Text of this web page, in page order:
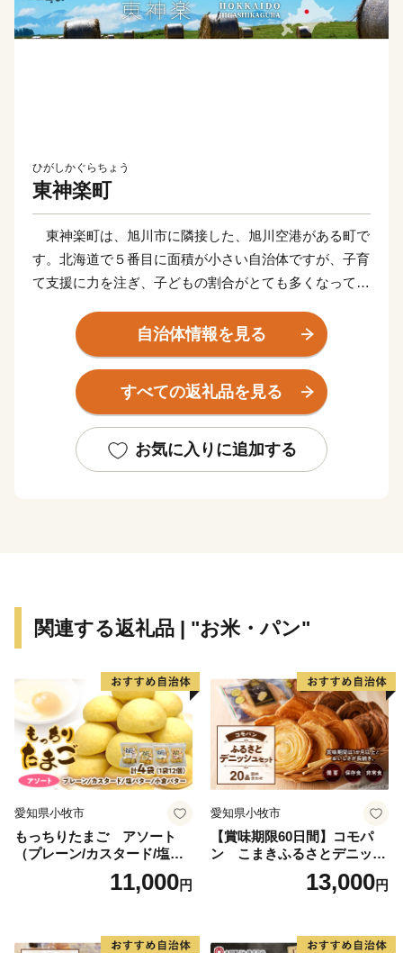
ひがしかぐらちょう
東神楽町
東神楽町は、旭川市に隣接した、旭川空港がある町で
す。北海道で５番目に面積が小さい自治体ですが、子育
て支援に力を注ぎ、子どもの割合がとても多くなってい
町のキャッチフレーズは「すてきな笑顔と花のまち」。
半世紀以上の歴史を持つ花のまちづくりの住民活動は、
まちの文化です。
大雪山からの雪解け水の恵みの、おいしいお米は自慢の
味！！忠別川がもたらした肥沃な農地を生かした、農
業・畜産などが盛んです。
◆各お問い合わせ先はこちら◆
自動音声応答サービス
０５０－３３５５－２１９７(全自治体共通)
※14桁の寄附受付番号とお申込み時の電話番号下４桁が
必要です
※休日・夜間も対応しております
までご連絡ください。
東神楽町ふるさと納税コールセンター
TEL：０１１－８０７－７１１１
自治体情報を見る
すべての返礼品を見る
お気に入りに追加する
関連する返礼品 | "お米・パン"
愛知県小牧市
もっちりたまご アソート
（プレーン/カスタード/塩バ
ター/小倉バター）11,000円
愛知県小牧市
【賞味期限60日間】コモパ
ン こまきふるさとデニッシ
ュセット（20個入り）／災害
用備蓄 保存食 非常食 防災グ
13,000円